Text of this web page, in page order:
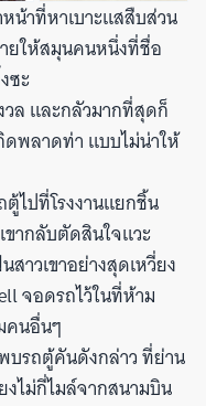
น้าที่หาเบาะแสสืบส่วน
ยให้สมุนคนหนึ่งที่ชื่อ
ซะ
ล และกลัวมากที่สุดก็
ดพลาดท่า แบบไม่น่าให้
ตู้ไปที่โรงงานแยกชิ้น
ากลับตัดสินใจแวะ
าวเขาอย่างสุดเหวี่ยง
จอดรถไว้ในที่ห้าม
คนอื่นๆ
บรถตู้คันดังกล่าว ที่ย่าน
งไม่กี่ไมล์จากสนามบิน